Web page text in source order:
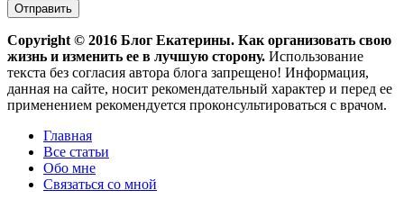
Copyright © 2016 Блог Екатерины. Как организовать свою
жизнь и изменить ее в лучшую сторону. Использование
текста без согласия автора блога запрещено! Информация,
данная на сайте, носит рекомендательный характер и перед ее
применением рекомендуется проконсультироваться с врачом.
Главная
Все статьи
Обо мне
Связаться со мной